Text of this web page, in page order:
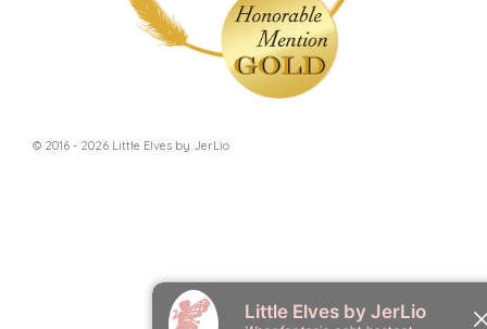
© 2016 - 2026 Little Elves by JerLio